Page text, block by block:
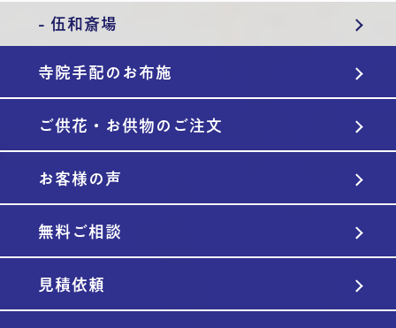
- 伍和斎場
寺院手配のお布施
ご供花・お供物のご注文
お客様の声
無料ご相談
見積依頼